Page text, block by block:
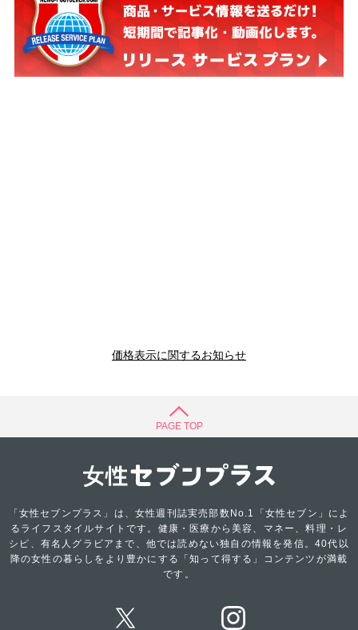
価格表示に関するお知らせ
PAGE TOP
「女性セブンプラス」は、女性週刊誌実売部数No.1「女性セブン」によ
るライフスタイルサイトです。健康・医療から美容、マネー、料理・レ
シピ、有名人グラビアまで、他では読めない独自の情報を発信。40代以
降の女性の暮らしをより豊かにする「知って得する」コンテンツが満載
です。